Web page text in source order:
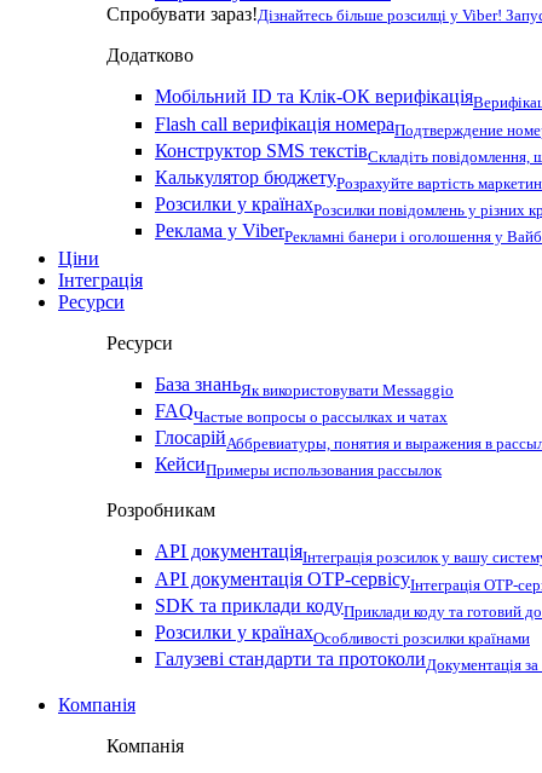
Спробувати зараз!Дізнайтесь більше розсилці у Viber!
Додатково
Мобільний ID та Клік-ОК верифікація
Flash call верифікація номераПодтверждение
Конструктор SMS текстівСкладіть повідомлення,
Калькулятор бюджетуРозрахуйте вартість
Розсилки у країнахРозсилки повідомлень у різних
Реклама у ViberРекламні банери і оголошення у
Ціни
Інтеграція
Ресурси
Ресурси
База знаньЯк використовувати Messaggio
FAQЧастые вопросы о рассылках и чатах
ГлосарійАббревиатуры, понятия и выражения в
КейсиПримеры использования рассылок
Розробникам
API документаціяІнтеграція розсилок у вашу
API документація OTP-сервісуІнтеграція OTP-
SDK та приклади кодуПриклади коду та готовий до
Розсилки у країнахОсобливості розсилки країнами
Галузеві стандарти та протоколиДокументація
Компанія
Компанія